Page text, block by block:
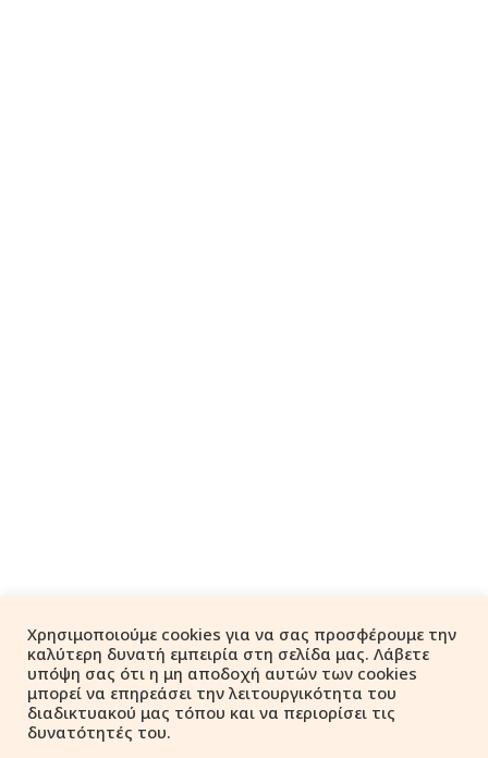
Χρησιμοποιούμε cookies για να σας προσφέρουμε την
καλύτερη δυνατή εμπειρία στη σελίδα μας. Λάβετε
υπόψη σας ότι η μη αποδοχή αυτών των cookies
μπορεί να επηρεάσει την λειτουργικότητα του
διαδικτυακού μας τόπου και να περιορίσει τις
δυνατότητές του.